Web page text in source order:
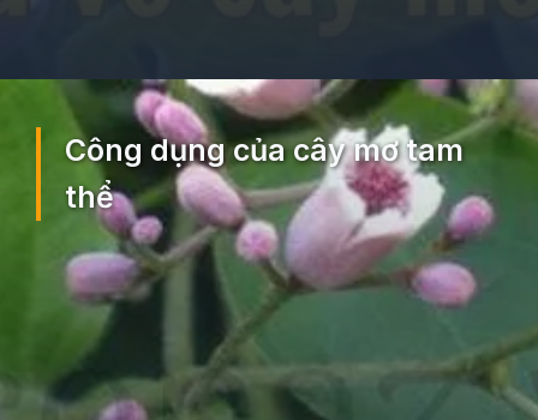
Đang mởhttps://ocopaz.vn/mo-tam-the-375
Công dụng của cây mơ tam
thể